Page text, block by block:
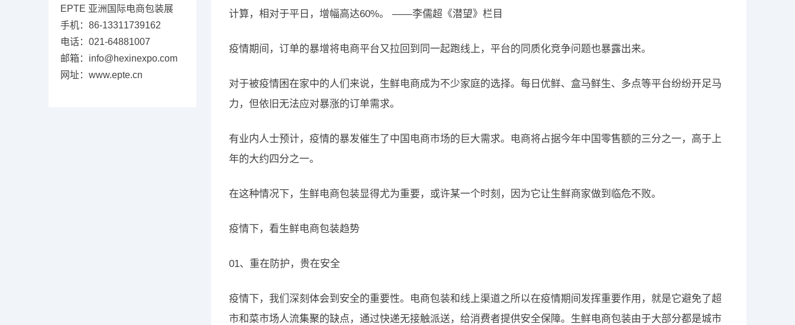
计算，相对于平日，增幅高达60%。 ——李儒超《潜望》栏目
疫情期间，订单的暴增将电商平台又拉回到同一起跑线上，平台的同质化竞争问题也暴露出来。
对于被疫情困在家中的人们来说，生鲜电商成为不少家庭的选择。每日优鲜、盒马鲜生、多点等平台纷纷开足马
力，但依旧无法应对暴涨的订单需求。
有业内人士预计，疫情的暴发催生了中国电商市场的巨大需求。电商将占据今年中国零售额的三分之一，高于上
年的大约四分之一。
在这种情况下，生鲜电商包装显得尤为重要，或许某一个时刻，因为它让生鲜商家做到临危不败。
疫情下，看生鲜电商包装趋势
01、重在防护，贵在安全
疫情下，我们深刻体会到安全的重要性。电商包装和线上渠道之所以在疫情期间发挥重要作用，就是它避免了超
市和菜市场人流集聚的缺点，通过快递无接触派送，给消费者提供安全保障。生鲜电商包装由于大部分都是城市
EPTE 亚洲国际电商包装展
手机：86-13311739162
电话：021-64881007
邮箱：info@hexinexpo.com
网址：www.epte.cn